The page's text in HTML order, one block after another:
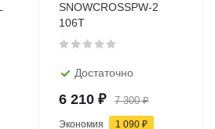
SNOWCROSSPW-2
106Т
Достаточно
6 210 ₽ 7 300₽
Экономия 1 090 ₽